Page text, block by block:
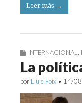
Leer más →
INTERNACIONAL,
La
por Lluís Foix • 14/